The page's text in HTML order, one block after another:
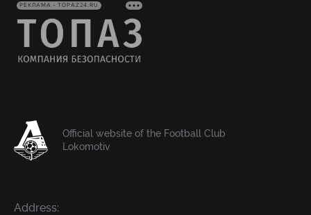
РЕКЛАМА • TOPAZ24.RU
Official website of the Football Club
Lokomotiv
Address: